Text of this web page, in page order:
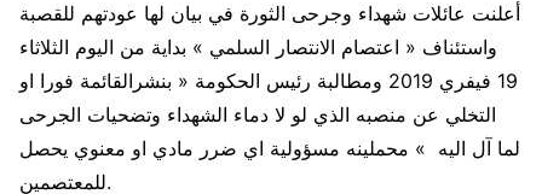
أعلنت عائلات شهداء وجرحى الثورة في بيان لها عودتهم للقصبة
واستئناف « اعتصام الانتصار السلمي » بداية من اليوم الثلاثاء
19 فيفري 2019 ومطالبة رئيس الحكومة « بنشرالقائمة فورا او
التخلي عن منصبه الذي لو لا دماء الشهداء وتضحيات الجرحى
لما آل اليه » محملينه مسؤولية اي ضرر مادي او معنوي يحصل
للمعتصمين.